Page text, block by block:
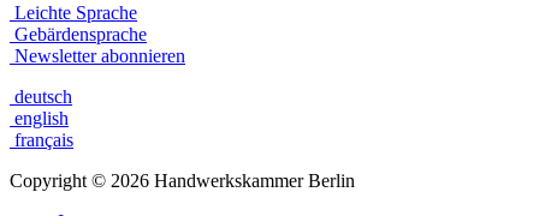
Leichte Sprache
Gebärdensprache
Newsletter abonnieren
deutsch
english
français
Copyright © 2026 Handwerkskammer Berlin